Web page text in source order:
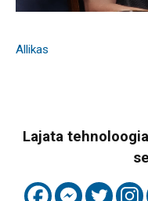
Allikas
Lajata